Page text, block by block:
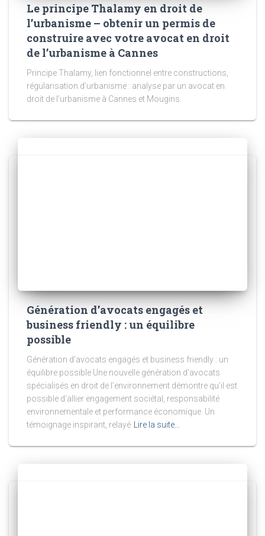
Le principe Thalamy en droit de
l’urbanisme – obtenir un permis de
construire avec votre avocat en droit
de l’urbanisme à Cannes
Principe Thalamy, lien fonctionnel entre constructions,
régularisation d’urbanisme : analyse par un avocat en
droit de l’urbanisme à Cannes et Mougins.
Génération d’avocats engagés et
business friendly : un équilibre
possible
Génération d’avocats engagés et business friendly : un
équilibre possible Une nouvelle génération d’avocats
spécialisés en droit de l’environnement démontre qu’il est
possible d’allier engagement sociétal, responsabilité
environnementale et performance économique. Un
témoignage inspirant, relayé Lire la suite…